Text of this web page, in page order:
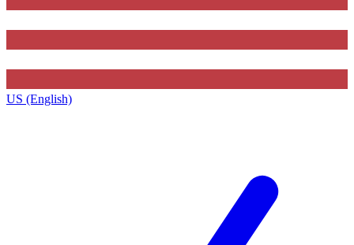
US (English)